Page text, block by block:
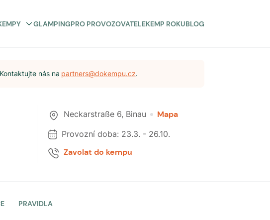
GLAMPINGPRO PROVOZOVATELEKEMP ROKUBLOG
nás na partners@dokempu.cz.
Neckarstraße 6, Binau Mapa
Provozní doba: 23.3. - 26.10.
Zavolat do kempu
PRAVIDLA